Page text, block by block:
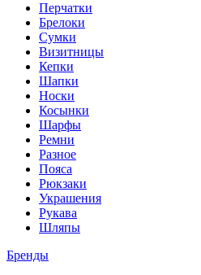
Перчатки
Брелоки
Сумки
Визитницы
Кепки
Шапки
Носки
Косынки
Шарфы
Ремни
Разное
Пояса
Рюкзаки
Украшения
Рукава
Шляпы
Бренды